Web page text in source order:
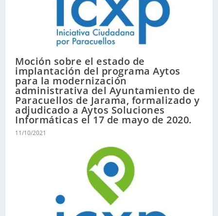
Moción sobre el estado de
implantación del programa Aytos
para la modernización
administrativa del Ayuntamiento de
Paracuellos de Jarama, formalizado y
adjudicado a Aytos Soluciones
Informáticas el 17 de mayo de 2020.
11/10/2021